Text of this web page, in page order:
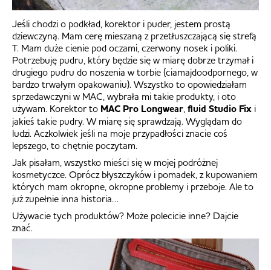
Jeśli chodzi o podkład, korektor i puder, jestem prostą
dziewczyną. Mam cerę mieszaną z przetłuszczającą się strefą
T. Mam duże cienie pod oczami, czerwony nosek i poliki.
Potrzebuję pudru, który będzie się w miarę dobrze trzymał i
drugiego pudru do noszenia w torbie (ciamajdoodpornego, w
bardzo trwałym opakowaniu). Wszystko to opowiedziałam
sprzedawczyni w MAC, wybrała mi takie produkty, i oto
używam. Korektor to MAC Pro Longwear, fluid Studio Fix i
jakieś takie pudry. W miarę się sprawdzają. Wyglądam do
ludzi. Aczkolwiek jeśli na moje przypadłości znacie coś
lepszego, to chętnie poczytam.
Jak pisałam, wszystko mieści się w mojej podróżnej
kosmetyczce. Oprócz błyszczyków i pomadek, z kupowaniem
których mam okropne, okropne problemy i przeboje. Ale to
już zupełnie inna historia…
Używacie tych produktów? Może polecicie inne? Dajcie
znać.